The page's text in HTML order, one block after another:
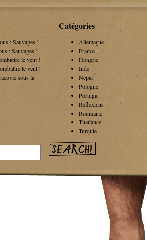
: Sauvages !
: Sauvages !
le vent !
le vent !
sous la
Catégories
Allemagne
France
Hongrie
Inde
Nepal
Pologne
Portugal
Reflexions
Roumanie
Thaïlande
Turquie